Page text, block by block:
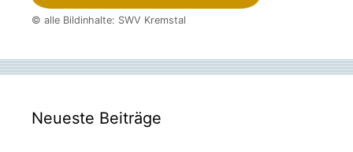
© alle Bildinhalte: SWV Kremstal
Neueste Beiträge